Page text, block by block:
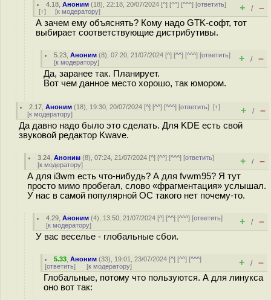
4.18 ,Аноним (18), 22:18, 20/07/2024 [^] [^^] [^^^] [ответить]
[↑] [к модератору] + / –
А зачем ему объяснять? Кому надо GTK-софт, тот
выбирает соответствующие дистрибутивы.
5.23 ,Аноним (8), 07:20, 21/07/2024 [^] [^^] [^^^] [ответить]
[к модератору] + / –
Да, заранее так. Планирует.
Вот чем данное место хорошо, так юмором.
2.17 ,Аноним (18), 19:30, 20/07/2024 [^] [^^] [^^^] [ответить][↑]
[к модератору] + / –
Да давно надо было это сделать. Для KDE есть свой
звуковой редактор Kwave.
3.24 ,Аноним (8), 07:24, 21/07/2024 [^] [^^] [^^^] [ответить]
[к модератору] + / –
А для i3wm есть что-нибудь? А для fvwm95? Я тут
просто мимо пробегал, слово «фрагментация» услышал.
У нас в самой популярной ОС такого нет почему-то.
4.29 ,Аноним (4), 13:50, 21/07/2024 [^] [^^] [^^^] [ответить]
[к модератору] + / –
У вас веселье - глобальные сбои.
5.33 ,Аноним (33), 19:01, 23/07/2024 [^] [^^] [^^^]
[ответить] [к модератору] + / –
Глобальные, потому что пользуются. А для линукса
оно вот так: